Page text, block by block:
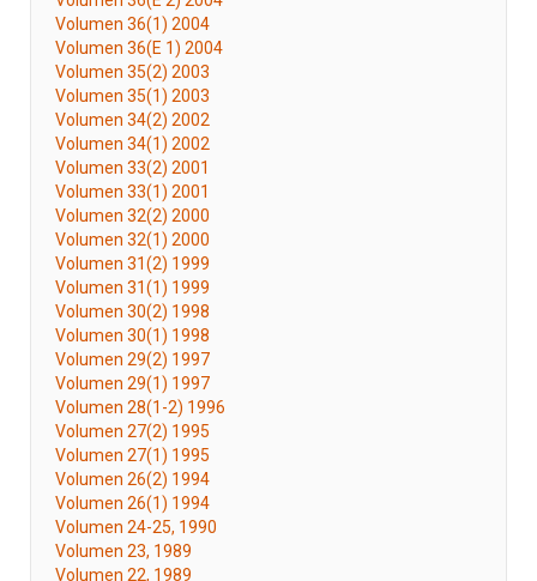
Volumen 36(1) 2004
Volumen 36(E 1) 2004
Volumen 35(2) 2003
Volumen 35(1) 2003
Volumen 34(2) 2002
Volumen 34(1) 2002
Volumen 33(2) 2001
Volumen 33(1) 2001
Volumen 32(2) 2000
Volumen 32(1) 2000
Volumen 31(2) 1999
Volumen 31(1) 1999
Volumen 30(2) 1998
Volumen 30(1) 1998
Volumen 29(2) 1997
Volumen 29(1) 1997
Volumen 28(1-2) 1996
Volumen 27(2) 1995
Volumen 27(1) 1995
Volumen 26(2) 1994
Volumen 26(1) 1994
Volumen 24-25, 1990
Volumen 23, 1989
Volumen 22, 1989